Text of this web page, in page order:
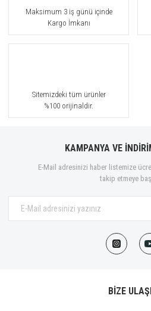
Maksimum 3 iş günü içinde
Kargo İmkanı
Sitemizdeki tüm ürünler
%100 orijinaldir.
KAMPANYA VE
E-Mail adresinizi haber listemize
takip etmeye
BİZE